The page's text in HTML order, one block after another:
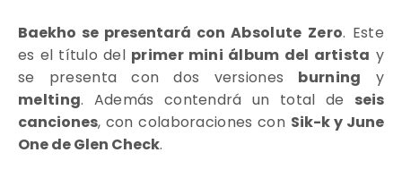
Baekho se presentará conAbsolute Zero. Este
es el título del primer mini álbum del artista y
se presenta con dos versiones burning y
melting. Además contendrá un total de
seis
canciones, con colaboraciones con Sik-k y June
One de Glen Check.